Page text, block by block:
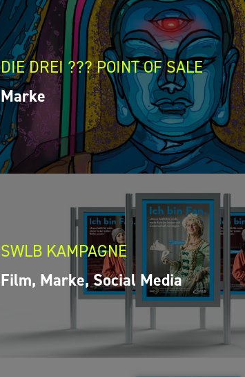
DIE DREI ??? POINT OF SALE
Marke
SWLB KAMPAGNE
Film, Marke, Social Media